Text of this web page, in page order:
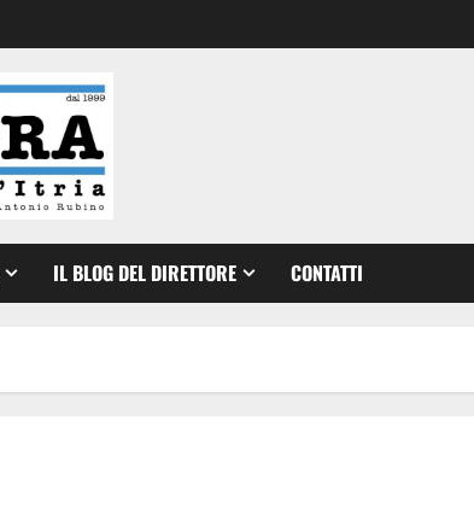
IL BLOG DEL DIRETTORE CONTATTI